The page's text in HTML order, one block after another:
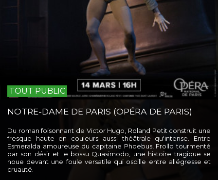
TOUT PUBLIC
NOTRE-DAME DE PARIS (OPÉRA DE PARIS)
Du roman foisonnant de Victor Hugo, Roland Petit construit une
fresque haute en couleurs aussi théâtrale qu'intense. Entre
Esmeralda amoureuse du capitaine Phoebus, Frollo tourmenté
par son désir et le bossu Quasimodo, une histoire tragique se
noue devant une foule versatile qui oscille entre allégresse et
cruauté.